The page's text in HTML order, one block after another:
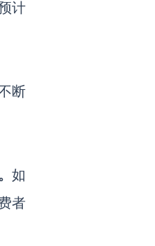
计
断
如
者